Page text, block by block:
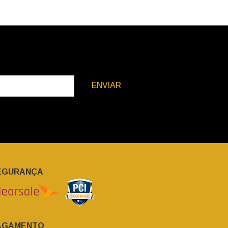
ENVIAR